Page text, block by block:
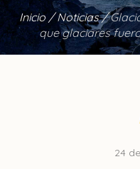
Inicio /Noticias /
que glaciares
24